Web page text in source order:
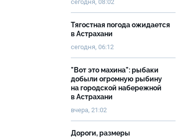
сегодня, 08:02
Тягостная погода ожидается
в Астрахани
сегодня, 06:12
"Вот это махина": рыбаки
добыли огромную рыбину
на городской набережной
в Астрахани
вчера, 21:02
Дороги, размеры